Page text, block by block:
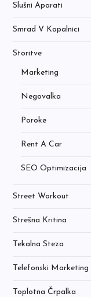
Slušni Aparati
Smrad V Kopalnici
Storitve
Marketing
Negovalka
Poroke
Rent A Car
SEO Optimizacija
Street Workout
Strešna Kritina
Tekalna Steza
Telefonski Marketing
Toplotna Črpalka